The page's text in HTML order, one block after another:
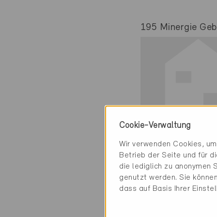
195 Minergie
Minergie
Definitiv
Brig 3900
Neubau, MFH
Cookie-Verwaltung
Wir verwenden Cookies,
Betrieb der Seite und für
die lediglich zu anonymen
genutzt werden. Sie
dass auf Basis Ihrer